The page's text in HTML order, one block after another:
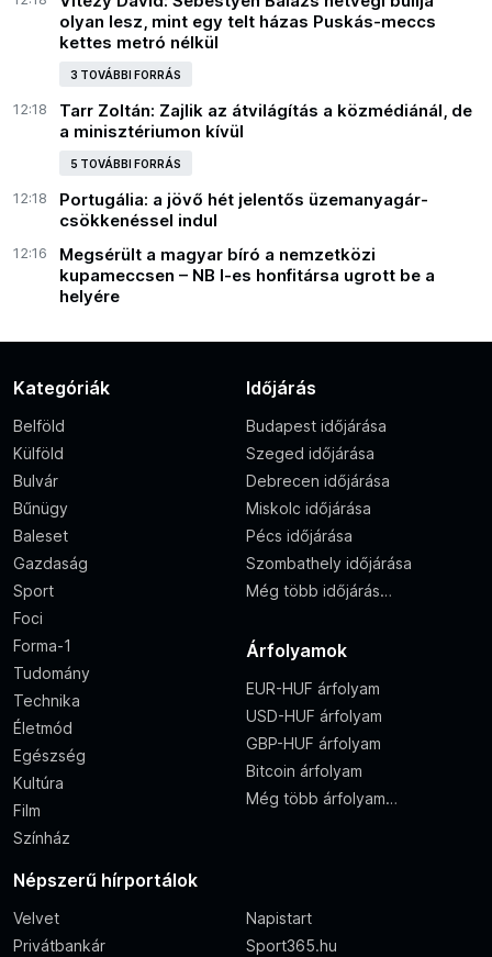
olyan lesz, mint egy telt házas Puskás-meccs
kettes metró nélkül
3 TOVÁBBI FORRÁS
12:18
Tarr Zoltán: Zajlik az átvilágítás a közmédiánál, de
a minisztériumon kívül
5 TOVÁBBI FORRÁS
12:18
Portugália: a jövő hét jelentős üzemanyagár-
csökkenéssel indul
12:16
Megsérült a magyar bíró a nemzetközi
kupameccsen – NB I-es honfitársa ugrott be a
helyére
Kategóriák
Belföld
Külföld
Bulvár
Bűnügy
Baleset
Gazdaság
Sport
Foci
Forma-1
Tudomány
Technika
Életmód
Egészség
Kultúra
Film
Színház
Időjárás
Budapest időjárása
Szeged időjárása
Debrecen időjárása
Miskolc időjárása
Pécs időjárása
Szombathely időjárása
Még több időjárás…
Árfolyamok
EUR-HUF árfolyam
USD-HUF árfolyam
GBP-HUF árfolyam
Bitcoin árfolyam
Még több árfolyam…
Népszerű hírportálok
Velvet
Napistart
Privátbankár
Sport365.hu